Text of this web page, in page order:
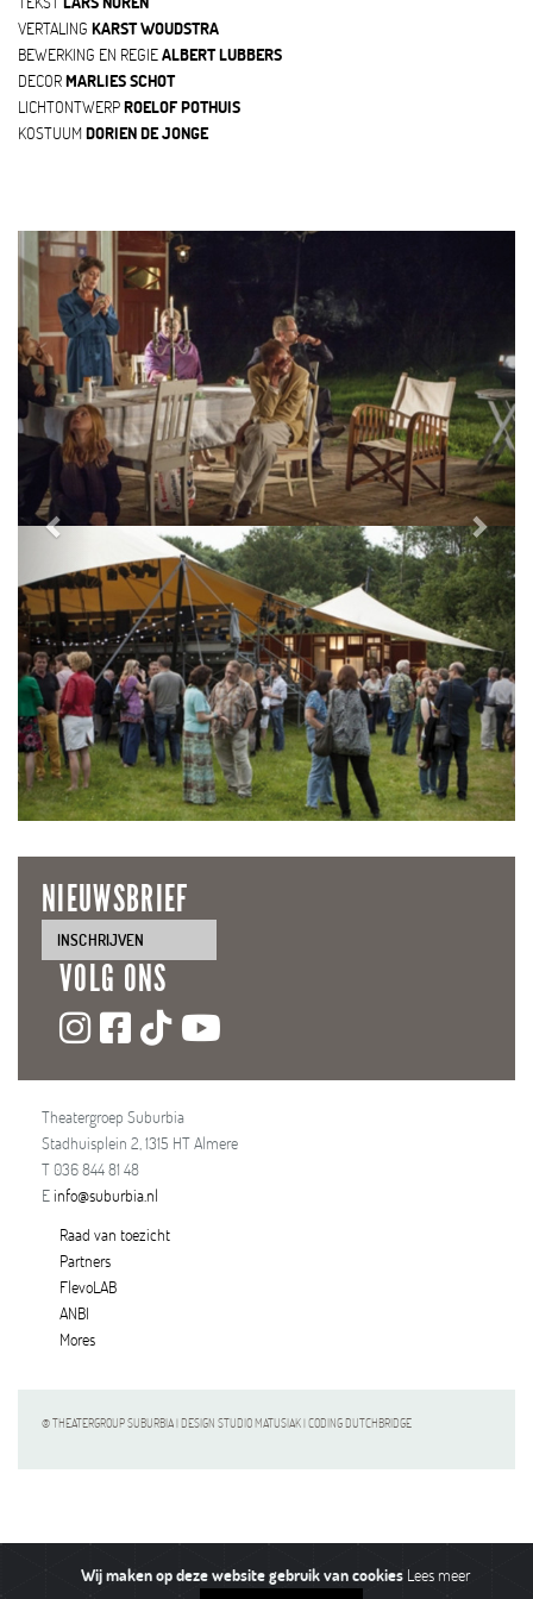
VERTALING KARST WOUDSTRA
BEWERKING EN REGIEALBERT LUBBERS
DECORMARLIES SCHOT
LICHTONTWERPROELOF POTHUIS
KOSTUUMDORIEN DE JONGE
Previous
NIEUWSBRIEF
INSCHRIJVEN
VOLG ONS
Theatergroep Suburbia
Stadhuisplein 2, 1315 HT Almere
T 036 844 81 48
Einfo@suburbia.nl
Raad van toezicht
Partners
FlevoLAB
ANBI
Mores
© THEATERGROUP SUBURBIA | DESIGN STUDIO MATUSIAK | CODING DUTCHBRIDGE
Wij maken op deze website gebruik van cookies Lees meer